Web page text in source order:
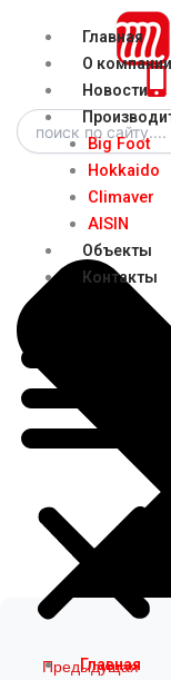
содержимому
Главная
О компании
Новости
Big Foot
Hokkaido
Climaver
AISIN
Объекты
Контакты
Главная
Search
Prev
Предыдущая